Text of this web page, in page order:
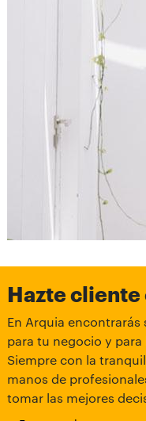
Hazte cliente
En Arquia
para tu negocio y
Siempre con la
manos de
tomar las mejores